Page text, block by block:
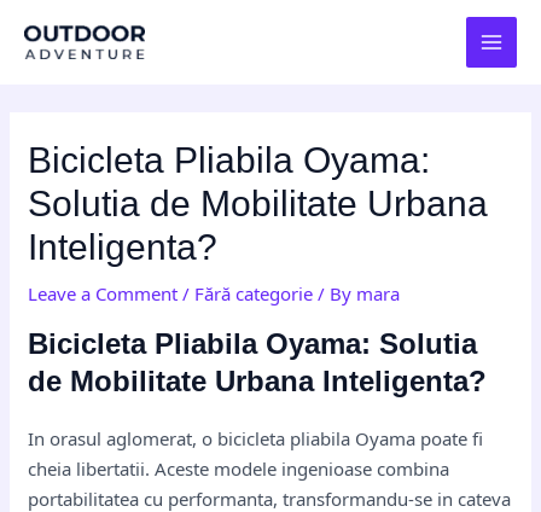
Bicicleta Pliabila Oyama:
Solutia de Mobilitate Urbana
Inteligenta?
Leave a Comment / Fără categorie / By mara
Bicicleta Pliabila Oyama: Solutia
de Mobilitate Urbana Inteligenta?
In orasul aglomerat, o bicicleta pliabila Oyama poate fi
cheia libertatii. Aceste modele ingenioase combina
portabilitatea cu performanta, transformandu-se in cateva
navigation